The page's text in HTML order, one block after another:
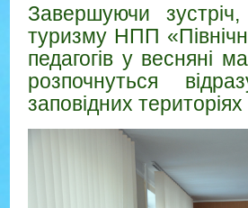
Завершуючи зустріч,
туризму НПП
педагогів у весняні
розпочнуться
заповідних територіях